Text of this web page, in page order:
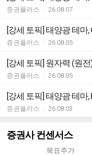
증권플러스 26.08.07
증권플러스 26.08.05
증권플러스 26.08.05
증권플러스 26.08.03
증권사 컨센서스
목표주가